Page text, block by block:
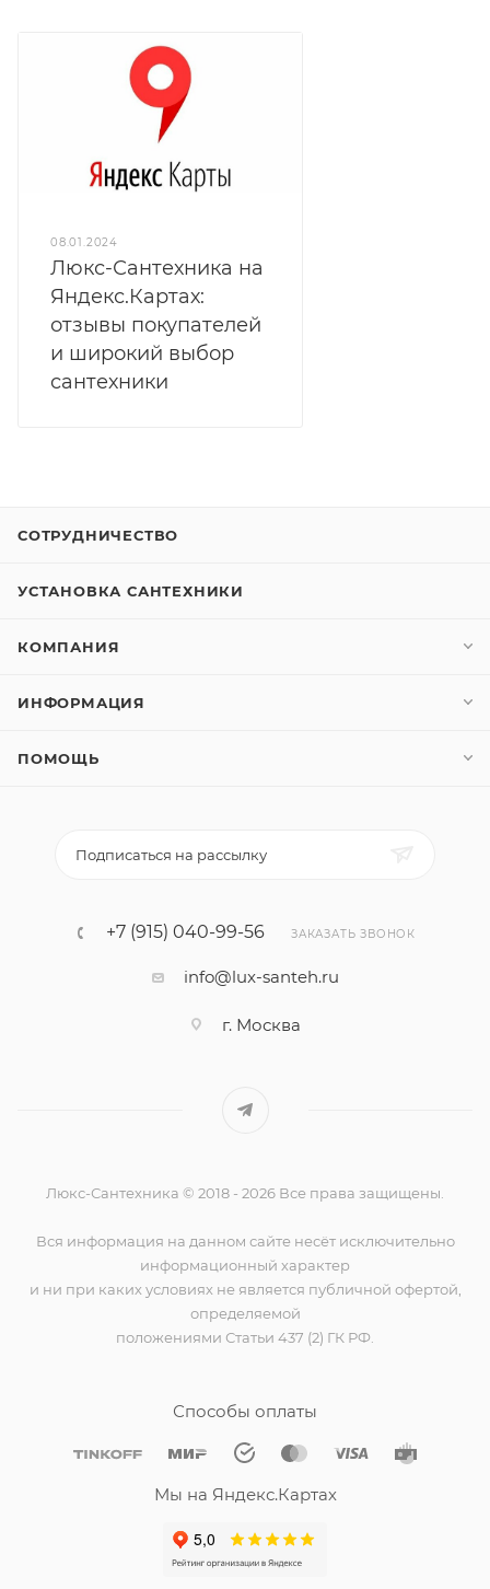
08.01.2024
Люкс-Сантехника на
Яндекс.Картах:
отзывы покупателей
и широкий выбор
сантехники
СОТРУДНИЧЕСТВО
УСТАНОВКА САНТЕХНИКИ
КОМПАНИЯ
ИНФОРМАЦИЯ
ПОМОЩЬ
Подписаться на рассылку
+7 (915) 040-99-56 ЗАКАЗАТЬ ЗВОНОК
info@lux-santeh.ru
г. Москва
Люкс-Сантехника © 2018 - 2026 Все права защищены.
Вся информация на данном сайте несёт исключительно
информационный характер
и ни при каких условиях не является публичной офертой,
определяемой
положениями Статьи 437 (2) ГК РФ.
Способы оплаты
Мы на Яндекс.Картах